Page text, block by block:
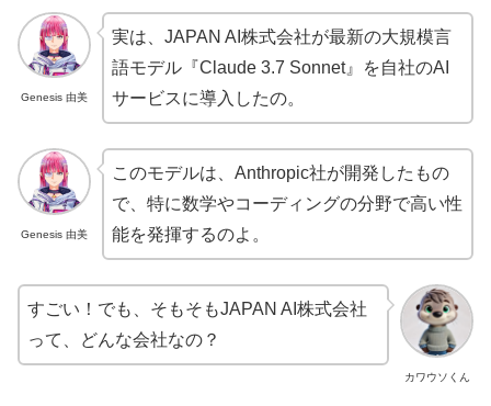
Genesis 由美
実は、JAPAN AI株式会社が最新の大規模言
語モデル『Claude 3.7 Sonnet』を自社のAI
サービスに導入したの。
Genesis 由美
このモデルは、Anthropic社が開発したもの
で、特に数学やコーディングの分野で高い性
能を発揮するのよ。
カワウソくん
すごい！でも、そもそもJAPAN AI株式会社
って、どんな会社なの？